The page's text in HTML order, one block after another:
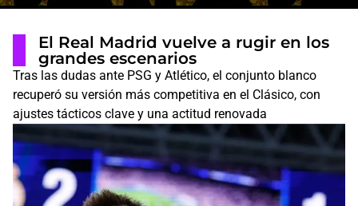
El Real Madrid vuelve a rugir en los
grandes escenarios
Tras las dudas ante PSG y Atlético, el conjunto blanco
recuperó su versión más competitiva en el Clásico, con
ajustes tácticos clave y una actitud renovada